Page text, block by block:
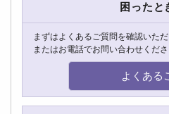
困ったと
まずはよくあるご質問を確認いた
またはお電話でお問い合わせくだ
よくある